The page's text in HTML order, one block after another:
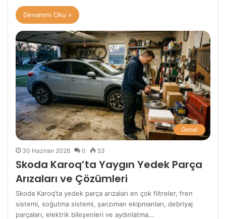
Devamını Oku »
Genel
30 Haziran 2026 0 53
Skoda Karoq’ta Yaygın Yedek Parça
Arızaları ve Çözümleri
Skoda Karoq’ta yedek parça arızaları en çok filtreler, fren
sistemi, soğutma sistemi, şanzıman ekipmanları, debriyaj
parçaları, elektrik bileşenleri ve aydınlatma…